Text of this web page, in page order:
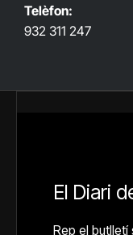
Telèfon:
932 311 247